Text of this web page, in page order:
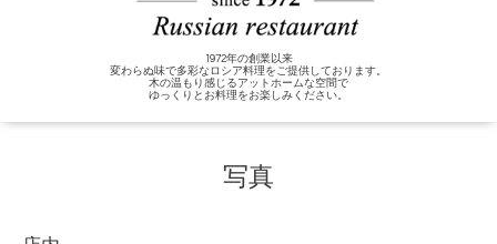
1972年の創業以来
変わらぬ味で多彩なロシア料理をご提供しております。
木の温もり感じるアットホームな空間で
ゆっくりとお料理をお楽しみください。
写真